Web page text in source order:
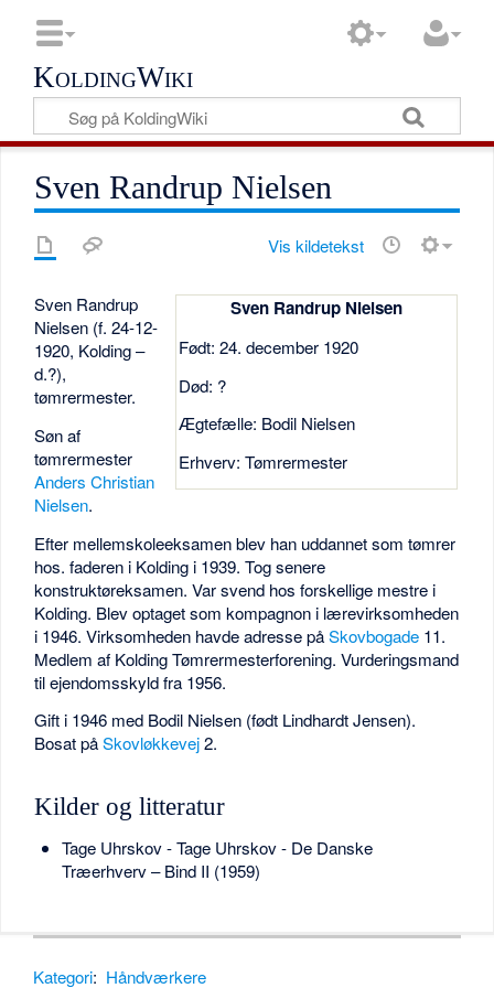
KoldingWiki
Sven Randrup Nielsen
Vis kildetekst
Sven Randrup Nielsen
Født: 24. december 1920
Død: ?
Ægtefælle: Bodil Nielsen
Erhverv: Tømrermester
Sven Randrup
Nielsen (f. 24-12-
1920, Kolding –
d.?),
tømrermester.
Søn af
tømrermester
Anders Christian
Nielsen.
Efter mellemskoleeksamen blev han uddannet som tømrer
hos. faderen i Kolding i 1939. Tog senere
konstruktøreksamen. Var svend hos forskellige mestre i
Kolding. Blev optaget som kompagnon i lærevirksomheden
i 1946. Virksomheden havde adresse påSkovbogade 11.
Medlem af Kolding Tømrermesterforening. Vurderingsmand
til ejendomsskyld fra 1956.
Gift i 1946 med Bodil Nielsen (født Lindhardt Jensen).
Bosat påSkovløkkevej2.
Kilder og litteratur
Tage Uhrskov - Tage Uhrskov - De Danske
Træerhverv – Bind II (1959)
Kategori: Håndværkere